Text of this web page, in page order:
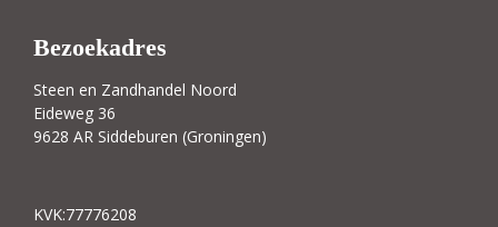
Bezoekadres
Steen en Zandhandel Noord
Eideweg 36
9628 AR Siddeburen (Groningen)
KVK:77776208